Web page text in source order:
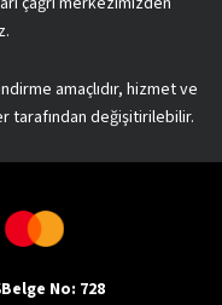
amaçlıdır, hizmet ve
tarafından değişitirilebilir.
Belge No: 728